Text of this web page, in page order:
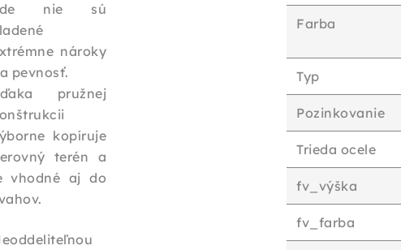
nie sú
nároky
pevnosť.
pružnej
kopíruje
terén a
vhodné aj do
Farba
Typ
Pozinkovanie
Trieda ocele
fv_výška
fv_farba